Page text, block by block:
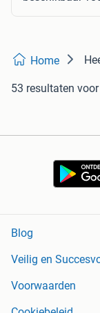
Home
53 resultaten
Blog
Veilig en
Voorwaarden